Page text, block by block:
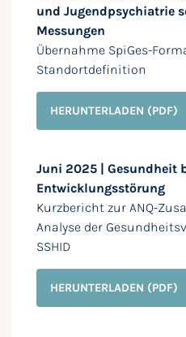
und Jugendpsychiatrie
Messungen
Übernahme SpiGes-
Standortdefinition
HERUNTERLADEN (PDF)
Juni 2025 | Gesundheit
Entwicklungsstörung
Kurzbericht zur ANQ-
Analyse der
SSHID
HERUNTERLADEN (PDF)